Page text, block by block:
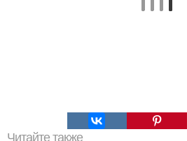
Читайте также